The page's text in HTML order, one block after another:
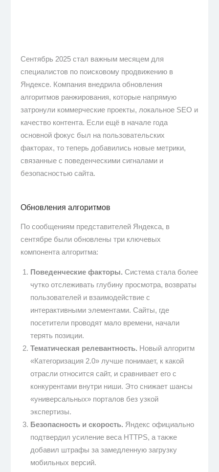
Сентябрь 2025 стал важным месяцем для
специалистов по поисковому продвижению в
Яндексе. Компания внедрила обновления
алгоритмов ранжирования, которые напрямую
затронули коммерческие проекты, локальное SEO и
качество контента. Если ещё в начале года
основной фокус был на пользовательских
факторах, то теперь добавились новые метрики,
связанные с поведенческими сигналами и
безопасностью сайта.
Обновления алгоритмов
По сообщениям представителей Яндекса, в
сентябре были обновлены три ключевых
компонента алгоритма:
Поведенческие факторы. Система стала более
чутко отслеживать глубину просмотра, возвраты
пользователей и взаимодействие с
интерактивными элементами. Сайты, где
посетители проводят мало времени, начали
терять позиции.
Тематическая релевантность. Новый алгоритм
«Категоризация 2.0» лучше понимает, к какой
отрасли относится сайт, и сравнивает его с
конкурентами внутри ниши. Это снижает шансы
«универсальных» порталов без узкой
экспертизы.
Безопасность и скорость. Яндекс официально
подтвердил усиление веса HTTPS, а также
добавил штрафы за замедленную загрузку
мобильных версий.